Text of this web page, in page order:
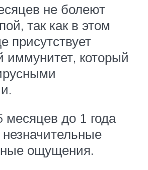
не болеют
так как в этом
присутствует
иммунитет, который
месяцев до 1 года
ощущения.